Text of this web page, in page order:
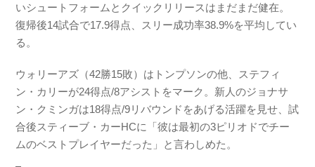
いシュートフォームとクイックリリースはまだまだ健在。
復帰後14試合で17.9得点、スリー成功率38.9%を平均してい
る。
ウォリーアズ（42勝15敗）はトンプソンの他、ステフィ
ン・カリーが24得点/8アシストをマーク。新人のジョナサ
ン・クミンガは18得点/9リバウンドをあげる活躍を見せ、試
合後スティーブ・カーHCに「彼は最初の3ピリオドでチー
ムのベストプレイヤーだった」と言わしめた。